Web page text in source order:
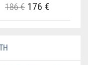
186 € 176 €